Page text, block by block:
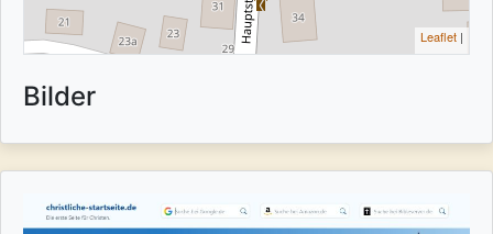
Leaflet |
Bilder